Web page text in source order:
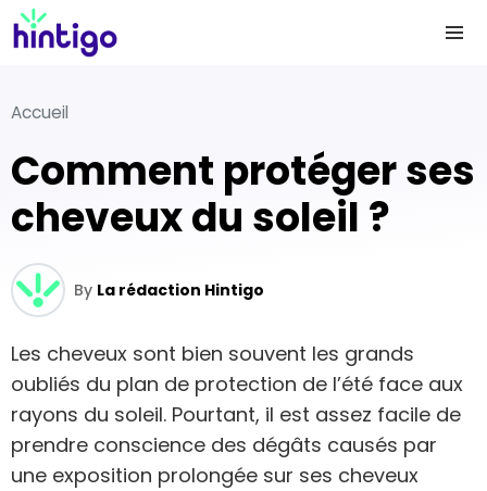
Accueil
Comment protéger ses
cheveux du soleil ?
By La rédaction Hintigo
Les cheveux sont bien souvent les grands
oubliés du plan de protection de l’été face aux
rayons du soleil. Pourtant, il est assez facile de
prendre conscience des dégâts causés par
une exposition prolongée sur ses cheveux